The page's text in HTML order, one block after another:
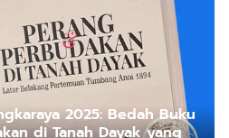
2025: Bedah Buku
di Tanah Dayak yang